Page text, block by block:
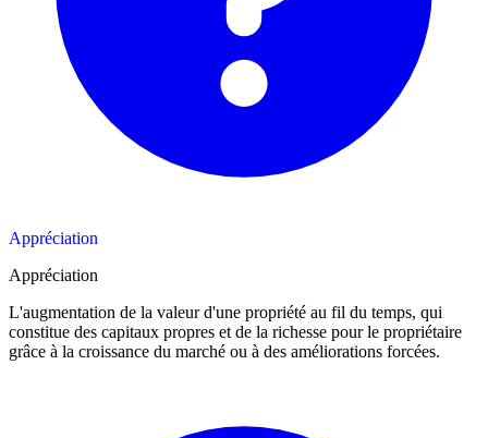
Appréciation
Appréciation
L'augmentation de la valeur d'une propriété au fil du temps, qui
constitue des capitaux propres et de la richesse pour le propriétaire
grâce à la croissance du marché ou à des améliorations forcées.